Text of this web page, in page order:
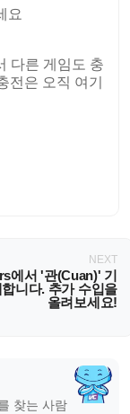
요
다른 게임도 충
전은 오직 여기
NEXT
에서 '관(Cuan)' 기
니다. 추가 수입을
올려보세요!
찾는 사람